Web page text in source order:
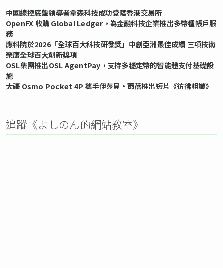
中國線控底盤領導者拿森科技成功登陸香港交易所
OpenFX 收購 Global Ledger，為金融科技企業推出多幣種帳戶服
務
應科院於2026「全球百大科技研發獎」中創亞洲最佳成績 三項技術
榮膺全球百大創新獎項
OSL集團推出OSL AgentPay，支持多穩定幣的智能體支付基礎設
施
大疆 Osmo Pocket 4P 攜手伊莎貝•雨蓓推出短片《彷彿相識》
追蹤《よしのん的網站教室》